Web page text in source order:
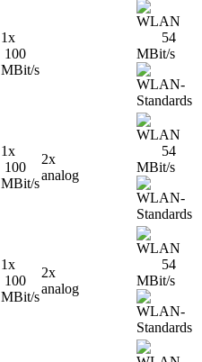
1x
100
MBit/s
54
MBit/s
1x
100
MBit/s
2x
analog
54
MBit/s
1x
100
MBit/s
2x
analog
54
MBit/s